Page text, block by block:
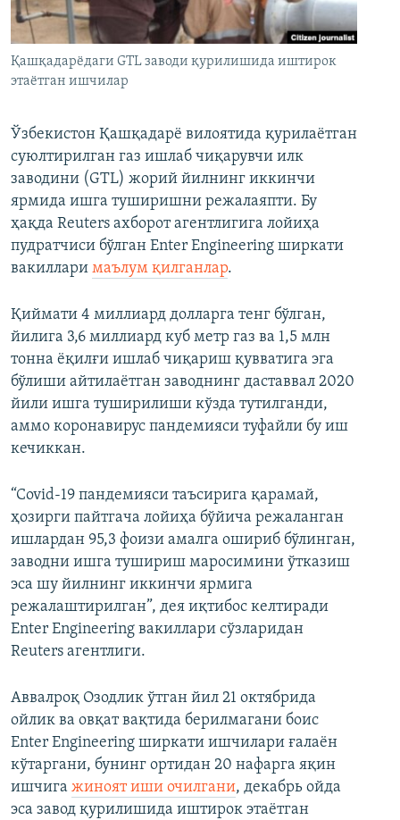
Қашқадарёдаги GTL заводи қурилишида иштирок
этаётган ишчилар
Ўзбекистон Қашқадарё вилоятида қурилаётган
суюлтирилган газ ишлаб чиқарувчи илк
заводини (GTL) жорий йилнинг иккинчи
ярмида ишга туширишни режалаяпти. Бу
ҳақда Reuters ахборот агентлигига лойиҳа
пудратчиси бўлган Enter Engineering ширкати
вакиллари маълум қилганлар.
Қиймати 4 миллиард долларга тенг бўлган,
йилига 3,6 миллиард куб метр газ ва 1,5 млн
тонна ёқилғи ишлаб чиқариш қувватига эга
бўлиши айтилаётган заводнинг даставвал 2020
йили ишга туширилиши кўзда тутилганди,
аммо коронавирус пандемияси туфайли бу иш
кечиккан.
“Covid-19 пандемияси таъсирига қарамай,
ҳозирги пайтгача лойиҳа бўйича режаланган
ишлардан 95,3 фоизи амалга ошириб бўлинган,
заводни ишга тушириш маросимини ўтказиш
эса шу йилнинг иккинчи ярмига
режалаштирилган”, дея иқтибос келтиради
Enter Engineering вакиллари сўзларидан
Reuters агентлиги.
Аввалроқ Озодлик ўтган йил 21 октябрида
ойлик ва овқат вақтида берилмагани боис
Enter Engineering ширкати ишчилари ғалаён
кўтаргани, бунинг ортидан 20 нафарга яқин
ишчига жиноят иши очилгани, декабрь ойда
эса завод қурилишида иштирок этаётган